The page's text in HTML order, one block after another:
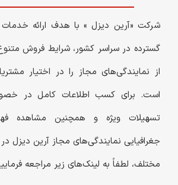
شرکت «آرین دیزل » با هدف ارائه
گسترده در سراسر کشور، شرایط فروش
از نمایندگی‌های مجاز را در اختیار
است. برای کسب اطلاعات کامل در
تسهیلات ویژه و همچنین مشاهده
جغرافیایی نمایندگی‌های مجاز آرین دیزل
مختلف، لطفاً به لینک‌های زیر مراجعه